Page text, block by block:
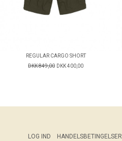
REGULAR CARGO SHORT
DKK 849,00 DKK 400,00
LOG IND HANDELSBETINGELSER